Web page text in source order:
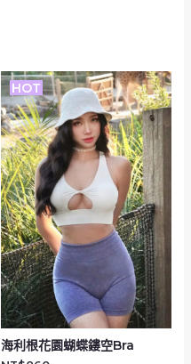
HOT
海利根花園蝴蝶鏤空Bra